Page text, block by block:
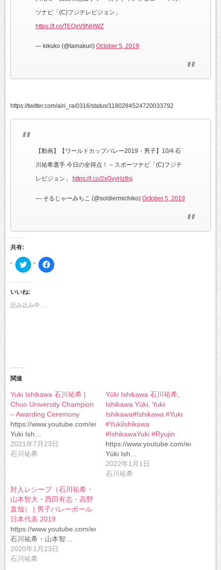
ツナビ「(C)フジテレビジョン」
https://t.co/TEQxV9NHWZ
— kikuko (@tamakuri) October 5, 2019
https://twitter.com/airi_rai0316/status/1180284524720033792
【動画】【ワールドカップバレー2019・男子】10/4 石
川祐希選手 今日の全得点！ – スポーツナビ「(C)フジテ
レビジョン」 https://t.co/2xGvyHz8sj
— そるじゃーみちこ (@soldiermichiko) October 5, 2019
共有:
ク
リ
ク
て
で
共
す)
Facebook
で
ィ
ン
ド
ウ
で
開
き
す)
いいね:
読み込み中…
関連
Yuki Ishikawa 石川祐希 |
Chuo University Champion
– Awarding Ceremony
https://www.youtube.com/embed/yePcXunneSc
Yuki Ish…
2021年7月23日
石川祐希
Yūki Ishikawa 石川祐希,
Ishikawa Yūki, Yuki
Ishikawa#Ishikawa #Yuki
#YukiIshikawa
#IshikawaYuki #Ryujin
https://www.youtube.com/embed/
Yūki Ish…
2022年1月1日
石川祐希
対人レシーブ（石川祐希・
山本智大・西田有志・高野
直哉） | 男子バレーボール
日本代表 2019
https://www.youtube.com/embed/g7TtOIyfirY
石川祐希・山本智…
2020年1月23日
石川祐希